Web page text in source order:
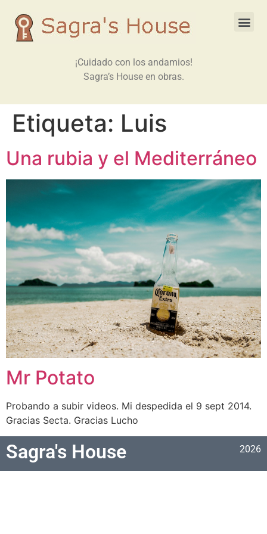
¡Cuidado con los andamios!
Sagra’s House en obras.
Etiqueta: Luis
Una rubia y el Mediterráneo
Mr Potato
Probando a subir videos. Mi despedida el 9 sept 2014.
Gracias Secta. Gracias Lucho
Sagra's House 2026